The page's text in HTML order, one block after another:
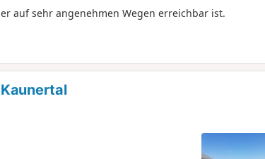
auf sehr angenehmen Wegen erreichbar ist.